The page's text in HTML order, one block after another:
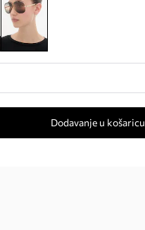
Dodavanje u košaricu